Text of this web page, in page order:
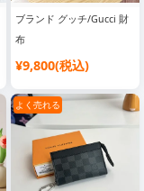
ブランド グッチ/Gucci 財
布
¥9,800(税込)
よく売れる